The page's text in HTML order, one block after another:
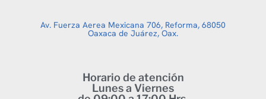
Av. Fuerza Aerea Mexicana 706, Reforma, 68050
Oaxaca de Juárez, Oax.
Horario de atención
Lunes a Viernes